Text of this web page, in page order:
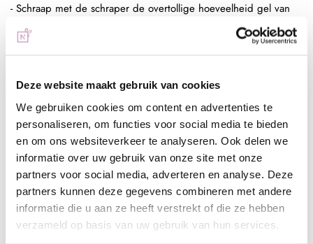
Deze website maakt gebruik van cookies
We gebruiken cookies om content en advertenties te
personaliseren, om functies voor social media te bieden
en om ons websiteverkeer te analyseren. Ook delen we
informatie over uw gebruik van onze site met onze
partners voor social media, adverteren en analyse. Deze
partners kunnen deze gegevens combineren met andere
informatie die u aan ze heeft verstrekt of die ze hebben
verzameld op basis van uw gebruik van hun services.
- Schraap met de schraper de overtollige hoeveelheid gel van
de plaat
- Duw de stempelaar op de stempelplaat
- Hard de gel uit, 60 sec in de sunlight of 2 min in de UV lamp
- Breng een topcoat aan naar wens en hard deze uit,
bijvoorbeeld de Next Topgel
Ingepoetst met pigmenten
- Maak een ondergrond in kleur naar wens
- Breng de matte topgel aan en hard deze uit, 60 sec in de
sunlight of 2 min in de UV lamp
- Breng de stempelgel aan op de stempelplaat
- Schraap met de schraper de overtollige hoeveelheid gel van